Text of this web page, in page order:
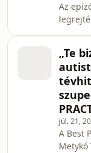
Az
át a
vagy
fel?
megrázó
„Te
júl. 21,
A Best
Metykó